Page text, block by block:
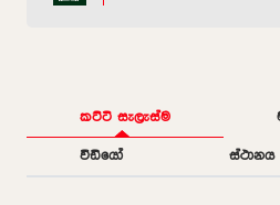
කට්ටි සැලැස්ම
වීඩියෝ ස්ථානය